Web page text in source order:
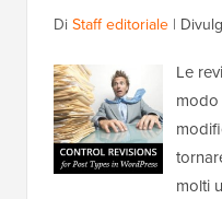
Di Staff editoriale |
Le
modo
molti